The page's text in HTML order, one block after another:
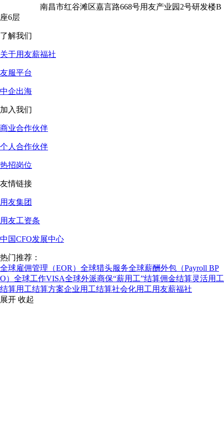
南昌市红谷滩区嘉言路668号用友产业园2号研发楼B
座6层
了解我们
关于用友薪福社
友服平台
中企出海
加入我们
商业合作伙伴
个人合作伙伴
热招岗位
友情链接
用友集团
用友工资条
中国CFO发展中心
热门推荐：
全球雇佣管理（EOR） 全球猎头服务全球薪酬外包（Payroll BP
O） 全球工作VISA全球外派商保“薪用工”结算佣金结算灵活用工
结算用工结算方案企业用工结算社会化用工用友薪福社
展开 收起